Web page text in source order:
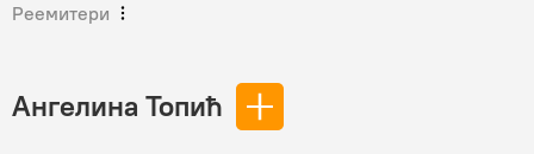
Реемитери
Ангелина Топић